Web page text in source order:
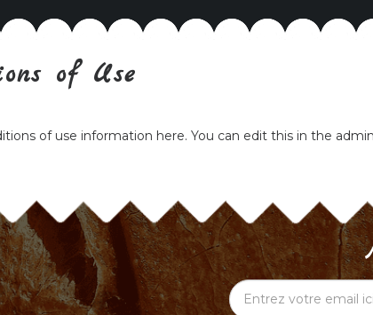
of Use
of use information here. You can edit this in the